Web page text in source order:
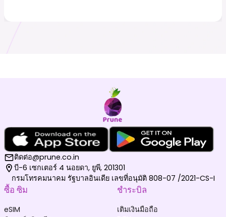
ติดต่อ@prune.co.in
บี-6 เซกเตอร์ 4 นอยดา, ยูพี, 201301
กรมโทรคมนาคม รัฐบาลอินเดีย เลขที่อนุมัติ 808-07 /2021-CS-I
ซื้อ ซิม
eSIM
ชำระบิล
เติมเงินมือถือ